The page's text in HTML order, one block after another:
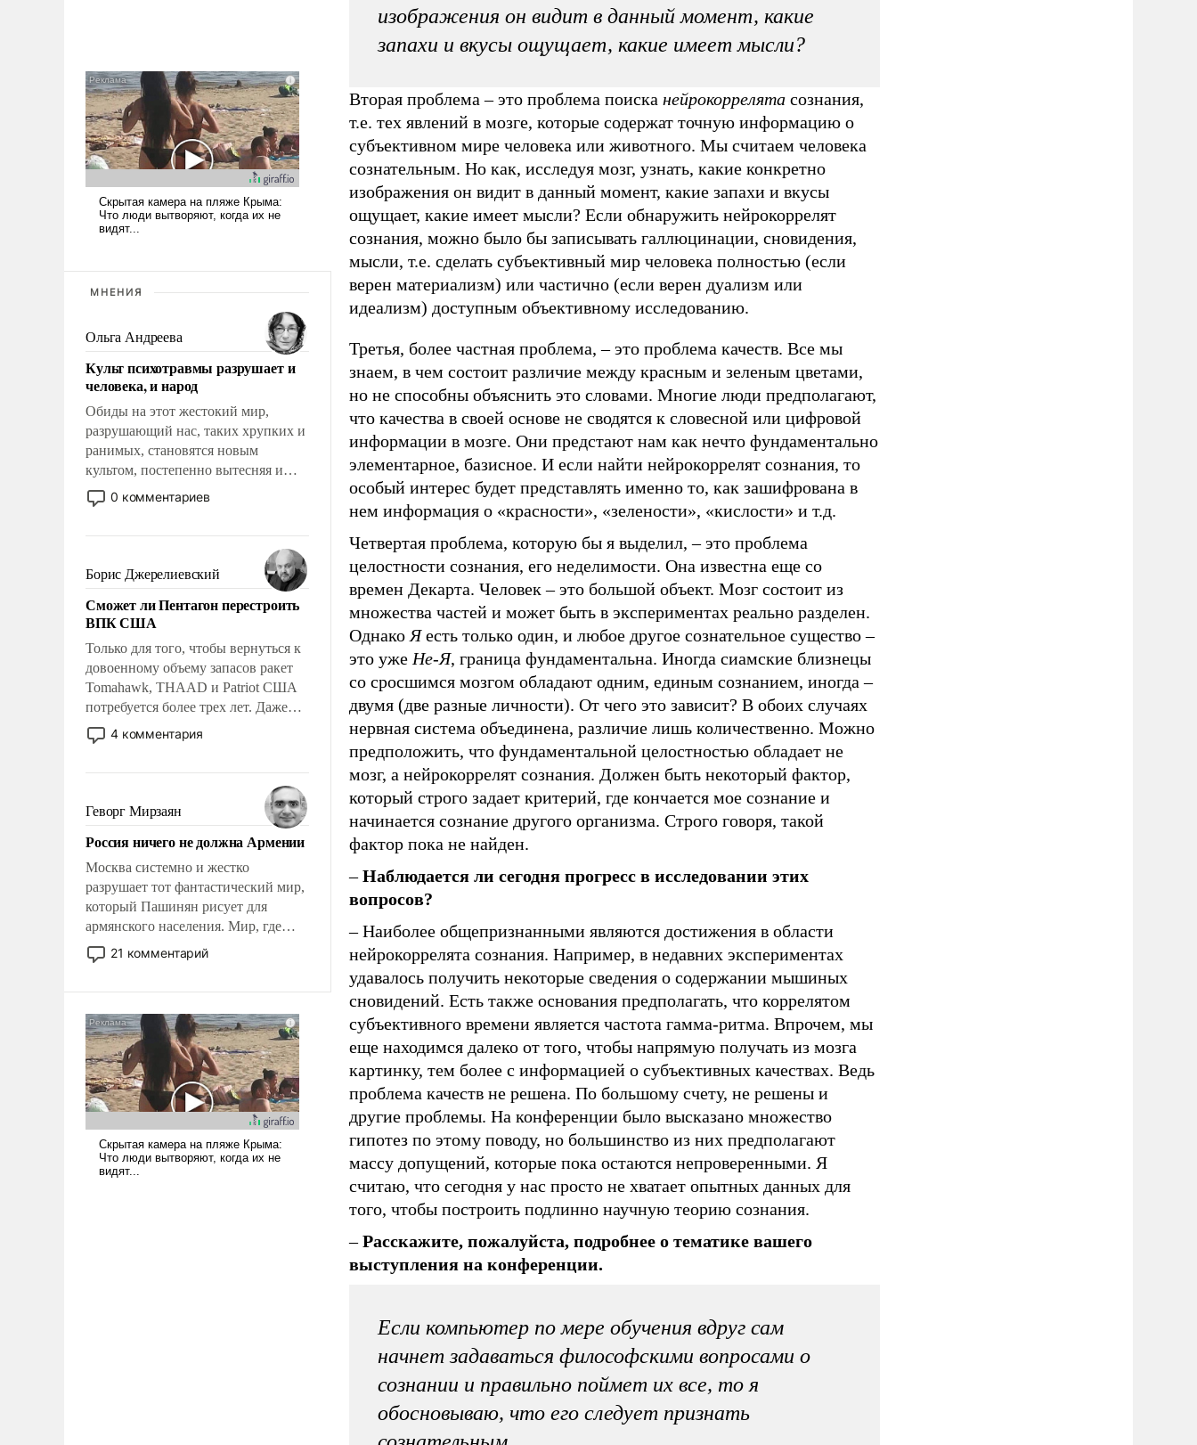
МНЕНИЯ
Ольга Андреева
Культ психотравмы разрушает и
человека, и народ
Обиды на этот жестокий мир,
разрушающий нас, таких хрупких и
ранимых, становятся новым
культом, постепенно вытесняя и
отменяя традиционное требование к
человеку – быть мужественным и
на себя ответственность, помогать
слабым, идти вперед и
адаптироваться.
0 комментариев
Борис Джерелиевский
Сможет ли Пентагон перестроить
ВПК США
Только для того, чтобы вернуться к
довоенному объему запасов ракет
Tomahawk, THAAD и Patriot США
потребуется более трех лет. Даже
небольшая война с Ираном
опустошила американские
уязвимости США, например, перед
Китаем.
4 комментария
Геворг Мирзаян
Россия ничего не должна Армении
Москва системно и жестко
разрушает тот фантастический мир,
который Пашинян рисует для
армянского населения. Мир, где
политические прожекты будут
безусловно оплачиваться за счет
нужно отвечать.
21 комментарий
изображения он видит в данный момент, какие
запахи и вкусы ощущает, какие имеет мысли?
Вторая проблема – это проблема поиска нейрокоррелята сознания,
т.е. тех явлений в мозге, которые содержат точную информацию о
субъективном мире человека или животного. Мы считаем человека
сознательным. Но как, исследуя мозг, узнать, какие конкретно
изображения он видит в данный момент, какие запахи и вкусы
ощущает, какие имеет мысли? Если обнаружить нейрокоррелят
сознания, можно было бы записывать галлюцинации, сновидения,
мысли, т.е. сделать субъективный мир человека полностью (если
верен материализм) или частично (если верен дуализм или
идеализм) доступным объективному исследованию.
Третья, более частная проблема, – это проблема качеств. Все мы
знаем, в чем состоит различие между красным и зеленым цветами,
но не способны объяснить это словами. Многие люди предполагают,
что качества в своей основе не сводятся к словесной или цифровой
информации в мозге. Они предстают нам как нечто фундаментально
элементарное, базисное. И если найти нейрокоррелят сознания, то
особый интерес будет представлять именно то, как зашифрована в
нем информация о «красности», «зелености», «кислости» и т.д.
Четвертая проблема, которую бы я выделил, – это проблема
целостности сознания, его неделимости. Она известна еще со
времен Декарта. Человек – это большой объект. Мозг состоит из
множества частей и может быть в экспериментах реально разделен.
Однако Яесть только один, и любое другое сознательное существо –
это уже Не-Я, граница фундаментальна. Иногда сиамские близнецы
со сросшимся мозгом обладают одним, единым сознанием, иногда –
двумя (две разные личности). От чего это зависит? В обоих случаях
нервная система объединена, различие лишь количественно. Можно
предположить, что фундаментальной целостностью обладает не
мозг, а нейрокоррелят сознания. Должен быть некоторый фактор,
который строго задает критерий, где кончается мое сознание и
начинается сознание другого организма. Строго говоря, такой
фактор пока не найден.
–Наблюдается ли сегодня прогресс в исследовании этих
вопросов?
– Наиболее общепризнанными являются достижения в области
нейрокоррелята сознания. Например, в недавних экспериментах
удавалось получить некоторые сведения о содержании мышиных
сновидений. Есть также основания предполагать, что коррелятом
субъективного времени является частота гамма-ритма. Впрочем, мы
еще находимся далеко от того, чтобы напрямую получать из мозга
картинку, тем более с информацией о субъективных качествах. Ведь
проблема качеств не решена. По большому счету, не решены и
другие проблемы. На конференции было высказано множество
гипотез по этому поводу, но большинство из них предполагают
массу допущений, которые пока остаются непроверенными. Я
считаю, что сегодня у нас просто не хватает опытных данных для
того, чтобы построить подлинно научную теорию сознания.
–Расскажите, пожалуйста, подробнее о тематике вашего
выступления на конференции.
Если компьютер по мере обучения вдруг сам
начнет задаваться философскими вопросами о
сознании и правильно поймет их все, то я
обосновываю, что его следует признать